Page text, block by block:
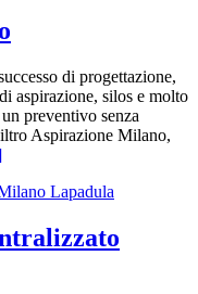
di progettazione,
aspirazione, silos e molto
preventivo senza
Aspirazione Milano,